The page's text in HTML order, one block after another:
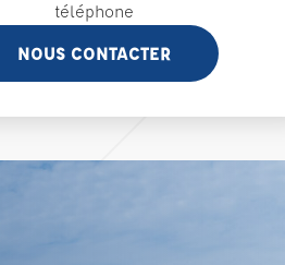
téléphone
NOUS CONTACTER